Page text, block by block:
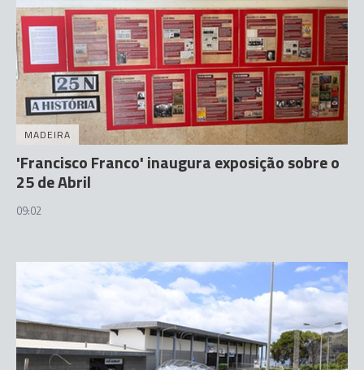
MADEIRA
'Francisco Franco' inaugura exposição sobre o
25 de Abril
09:02